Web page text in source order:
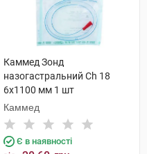
Каммед Зонд
назогастральний Ch 18
6х1100 мм 1 шт
Каммед
Є в наявності